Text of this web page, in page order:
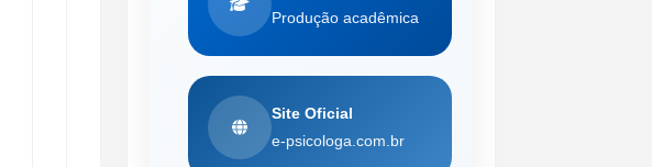
Produção acadêmica
Site Oficial
e-psicologa.com.br